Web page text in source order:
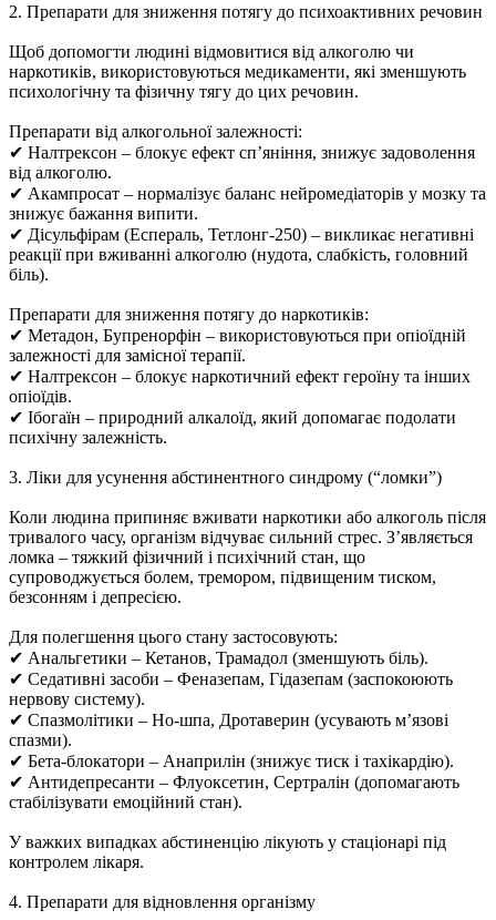
2. Препарати для зниження потягу до психоактивних речовин
Щоб допомогти людині відмовитися від алкоголю чи
наркотиків, використовуються медикаменти, які зменшують
психологічну та фізичну тягу до цих речовин.
Препарати від алкогольної залежності:
✔ Налтрексон – блокує ефект сп’яніння, знижує задоволення
від алкоголю.
✔ Акампросат – нормалізує баланс нейромедіаторів у мозку та
знижує бажання випити.
✔ Дісульфірам (Еспераль, Тетлонг-250) – викликає негативні
реакції при вживанні алкоголю (нудота, слабкість, головний
біль).
Препарати для зниження потягу до наркотиків:
✔ Метадон, Бупренорфін – використовуються при опіоїдній
залежності для замісної терапії.
✔ Налтрексон – блокує наркотичний ефект героїну та інших
опіоїдів.
✔ Ібогаїн – природний алкалоїд, який допомагає подолати
психічну залежність.
3. Ліки для усунення абстинентного синдрому (“ломки”)
Коли людина припиняє вживати наркотики або алкоголь після
тривалого часу, організм відчуває сильний стрес. З’являється
ломка – тяжкий фізичний і психічний стан, що
супроводжується болем, тремором, підвищеним тиском,
безсонням і депресією.
Для полегшення цього стану застосовують:
✔ Анальгетики – Кетанов, Трамадол (зменшують біль).
✔ Седативні засоби – Феназепам, Гідазепам (заспокоюють
нервову систему).
✔ Спазмолітики – Но-шпа, Дротаверин (усувають м’язові
спазми).
✔ Бета-блокатори – Анаприлін (знижує тиск і тахікардію).
✔ Антидепресанти – Флуоксетин, Сертралін (допомагають
стабілізувати емоційний стан).
У важких випадках абстиненцію лікують у стаціонарі під
контролем лікаря.
4. Препарати для відновлення організму